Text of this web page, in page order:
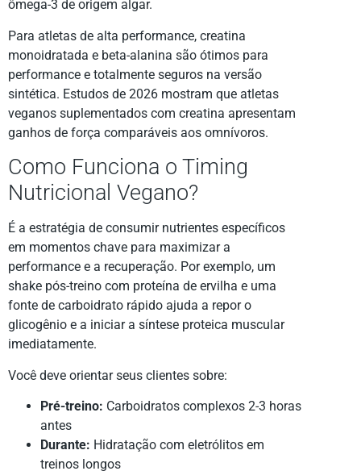
ômega-3 de origem algar.
Para atletas de alta performance, creatina
monoidratada e beta-alanina são ótimos para
performance e totalmente seguros na versão
sintética. Estudos de 2026 mostram que atletas
veganos suplementados com creatina apresentam
ganhos de força comparáveis aos omnívoros.
Como Funciona o Timing
Nutricional Vegano?
É a estratégia de consumir nutrientes específicos
em momentos chave para maximizar a
performance e a recuperação. Por exemplo, um
shake pós-treino com proteína de ervilha e uma
fonte de carboidrato rápido ajuda a repor o
glicogênio e a iniciar a síntese proteica muscular
imediatamente.
Você deve orientar seus clientes sobre:
Pré-treino: Carboidratos complexos 2-3 horas
antes
Durante: Hidratação com eletrólitos em
treinos longos